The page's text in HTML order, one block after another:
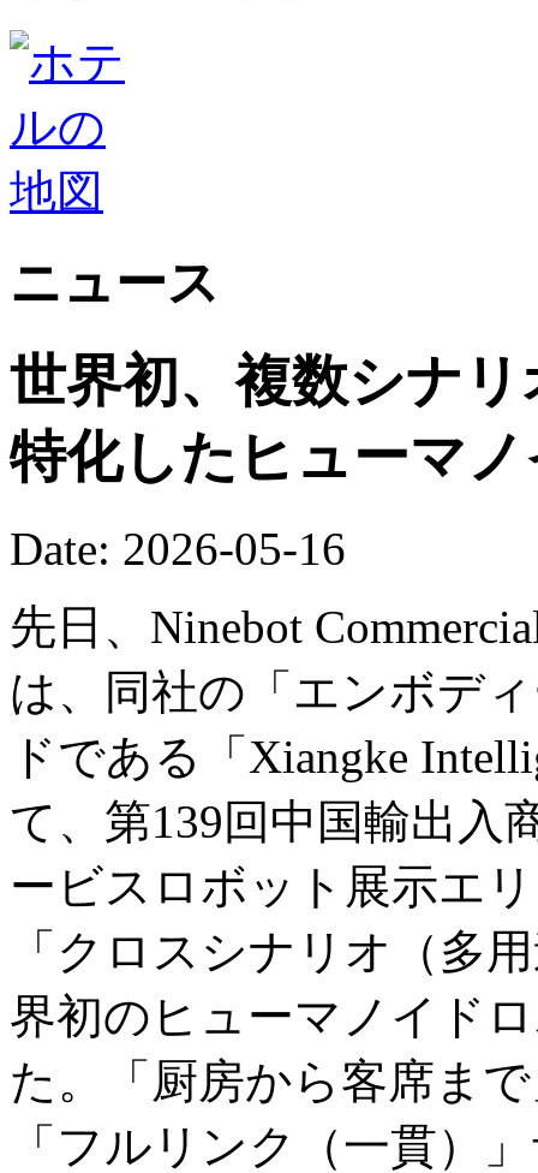
ニュース
世界初、複数シナ
特化したヒューマ
Date: 2026-05-16
先日、Ninebot
は、同社の「エンボデ
ドである「Xiangke
て、第139回中国輸出入
ービスロボット展示エ
「クロスシナリオ（多
界初のヒューマノイド
た。「厨房から客席ま
「フルリンク（一貫）